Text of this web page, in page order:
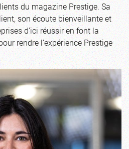
du magazine Prestige. Sa
son écoute bienveillante et
d’ici réussir en font la
rendre l’expérience Prestige